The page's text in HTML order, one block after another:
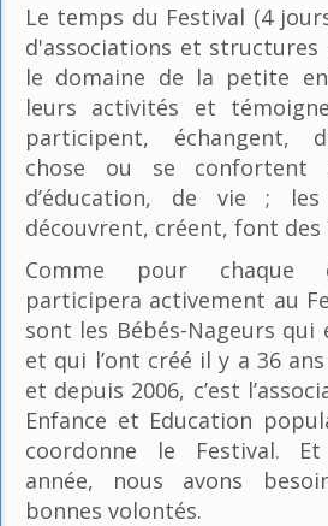
Le temps du Festival (4
d'associations et
le domaine de la petite
leurs activités et
participent, échangent,
chose ou se confortent
d’éducation, de vie ;
découvrent, créent, font des
Comme pour chaque
participera activement au
sont les Bébés-Nageurs qui
et qui l’ont créé il y a 36
et depuis 2006, c’est
Enfance et Education
coordonne le Festival.
année, nous avons
bonnes volontés.